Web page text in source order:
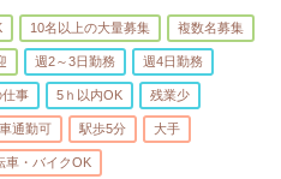
10名以上の大量募集 複数名募集
週2～3日勤務 週4日勤務
事 5ｈ以内OK 残業少
車通勤可 駅歩5分 大手
車・バイクOK